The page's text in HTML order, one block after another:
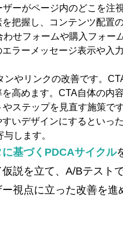
ーがページ内のどこを注
把握し、コンテンツ配置
わせフォームや購入フォー
ラーメッセージ表示や入
ンやリンクの改善です。
高めます。CTA自体の内
ステップを見直す施策で
いデザインにするといっ
します。
に基づくPDCAサイクル
説を立て、A/Bテスト
視点に立った改善を進